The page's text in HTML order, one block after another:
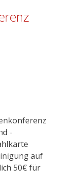
-
auf
50€ für